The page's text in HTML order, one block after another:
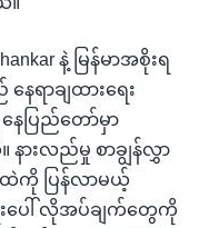
နဲ့ မြန်မာအစိုးရ
ရာချထားရေး
ေပြည်တော်မှာ
ားလည်မှု စာချွန်လွှာ
ထဲကို ပြန်လာမယ့်
ပေါ် လိုအပ်ချက်တွေကို